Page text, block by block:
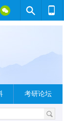
考研论坛